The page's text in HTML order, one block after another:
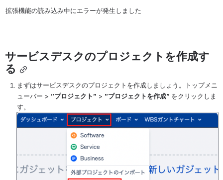
拡張機能の読み込み中にエラーが発生しました
サービスデスクのプロジェクトを作成す
る
まずはサービスデスクのプロジェクトを作成しましょう。トップメニ
ューバー > ”プロジェクト” > ”プロジェクトを作成” をクリックしま
す。
を開く